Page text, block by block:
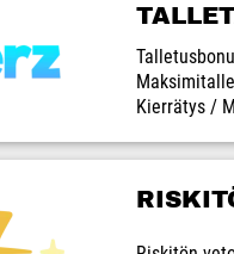
Kierrätys /